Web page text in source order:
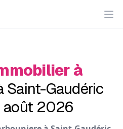
à
Saint-Gaudéric
août 2026